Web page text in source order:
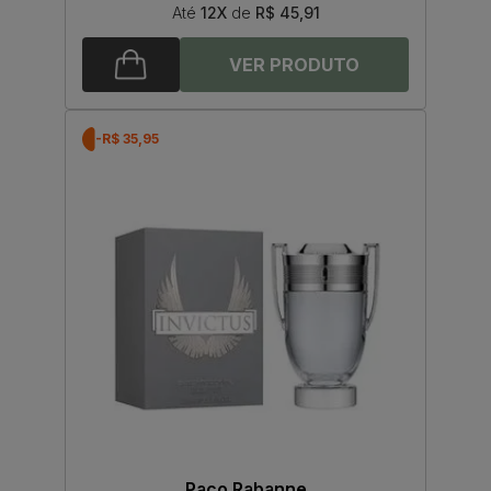
Até 12Xde R$ 45,91
-R$ 35,95